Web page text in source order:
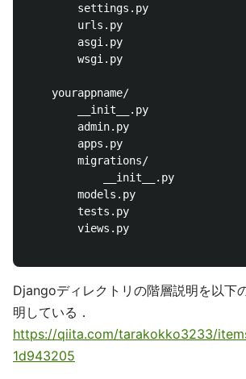
        settings.py
        urls.py
        asgi.py
        wsgi.py
    yourappname/
        __init__.py
        admin.py
        apps.py
        migrations/
            __init__.py
        models.py
        tests.py
        views.py
Djangoディレクトリの階層説明を以下
明している．
https://qiita.com/tarakokko3233/
1d943205